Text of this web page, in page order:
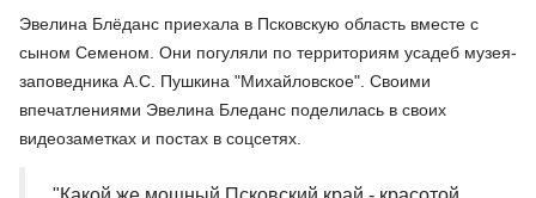
Эвелина Блёданс приехала в Псковскую область вместе с
сыном Семеном. Они погуляли по территориям усадеб музея-
заповедника А.С. Пушкина "Михайловское". Своими
впечатлениями Эвелина Бледанс поделилась в своих
видеозаметках и постах в соцсетях.